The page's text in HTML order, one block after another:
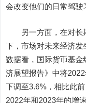
会改变他们的日常驾驶
另一方面，在对长
下，市场对未来经济
数据看，国际货币基
济展望报告》中将
下调至3.6%，相比此
2022年和2023年的增